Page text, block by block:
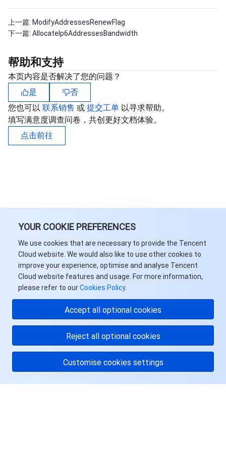
YOUR COOKIE PREFERENCES
We use cookies that are necessary to provide the Tencent
Cloud website. We would also like to use other cookies to
improve your experience, optimise and analyse Tencent
Cloud website features and usage. For more information,
please refer to ourCookies Policy.
Accept all optional cookies
Reject all optional cookies
Customise cookies settings
上一篇: ModifyAddressesRenewFlag
下一篇: AllocateIp6AddressesBandwidth
帮助和支持
本页内容是否解决了您的问题？
是
否
您也可以 联系销售 或 提交工单 以寻求帮助。
填写满意度调查问卷，共创更好文档体验。
点击前往